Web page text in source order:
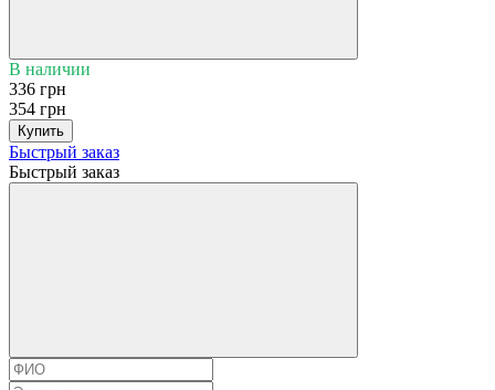
В наличии
336 грн
354 грн
Купить
Быстрый заказ
Быстрый заказ